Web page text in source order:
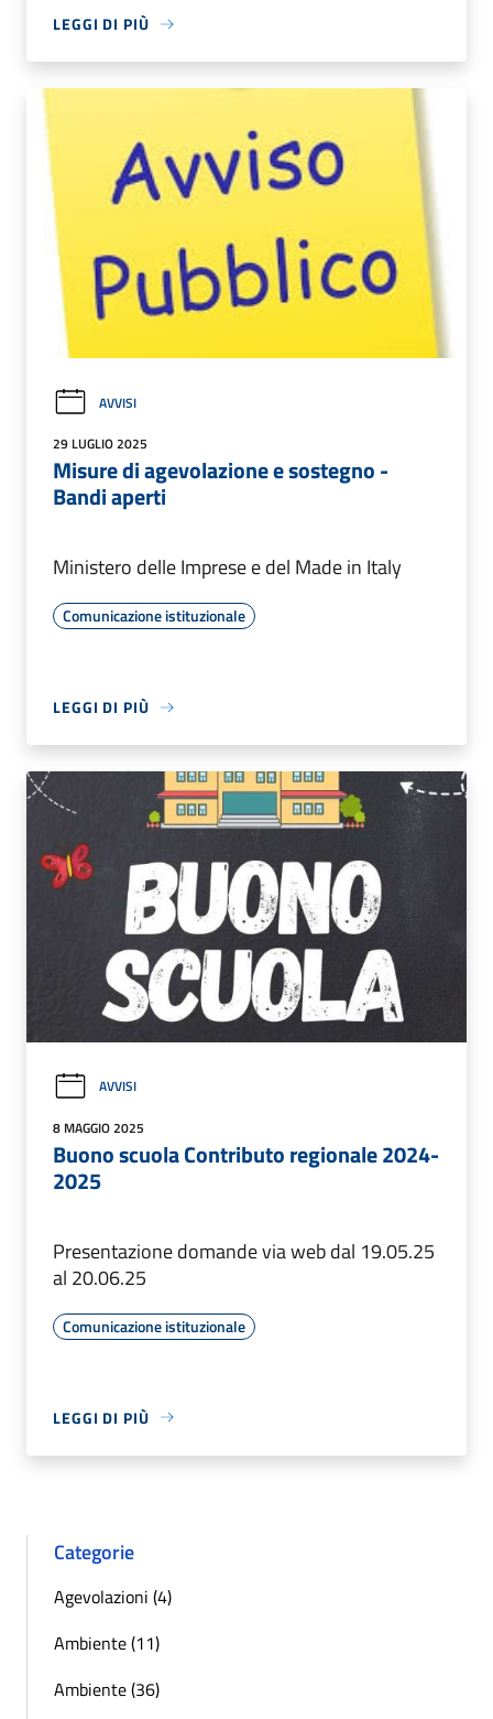
LEGGI DI PIÙ
AVVISI
29 LUGLIO 2025
Misure di agevolazione e sostegno -
Bandi aperti
Ministero delle Imprese e del Made in Italy
Comunicazione istituzionale
LEGGI DI PIÙ
AVVISI
8 MAGGIO 2025
Buono scuola Contributo regionale 2024-
2025
Presentazione domande via web dal 19.05.25
al 20.06.25
Comunicazione istituzionale
LEGGI DI PIÙ
Categorie
Agevolazioni (4)
Ambiente (11)
Ambiente (36)